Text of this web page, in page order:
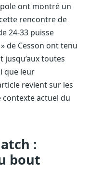
ont montré un
rencontre de
24-33 puisse
de Cesson ont tenu
toutes
que leur
revient sur les
contexte actuel du
:
bout